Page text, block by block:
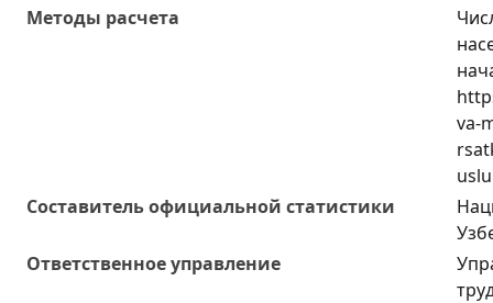
Методы расчета
va-
Составитель официальной статистики
Ответственное управление